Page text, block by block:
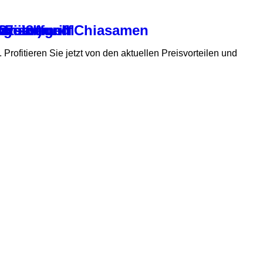
. Profitieren Sie jetzt von den aktuellen Preisvorteilen und
und Chiasamen
Fischmehl
)